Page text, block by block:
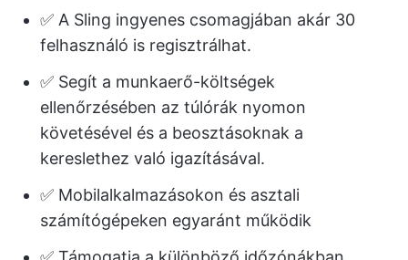
✅ A Sling ingyenes csomagjában akár 30
felhasználó is regisztrálhat.
✅ Segít a munkaerő-költségek
ellenőrzésében az túlórák nyomon
követésével és a beosztásoknak a
kereslethez való igazításával.
✅ Mobilalkalmazásokon és asztali
számítógépeken egyaránt működik